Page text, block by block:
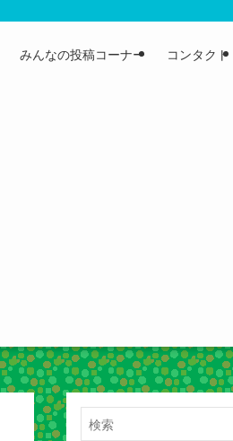
みんなの投稿コーナー コンタクト